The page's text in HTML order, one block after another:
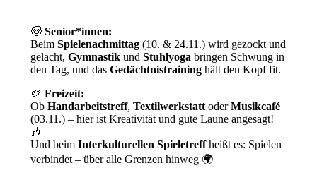
🧓 Senior*innen:
Beim Spielenachmittag(10. & 24.11.) wird gezockt und
gelacht, Gymnastikund Stuhlyoga bringen Schwung in
den Tag, und das Gedächtnistraininghält den Kopf fit.
🎨 Freizeit:
Ob Handarbeitstreff, TextilwerkstattoderMusikcafé
(03.11.) – hier ist Kreativität und gute Laune angesagt!
🎶
Und beim Interkulturellen Spieletreffheißt es: Spielen
verbindet – über alle Grenzen hinweg 🌍